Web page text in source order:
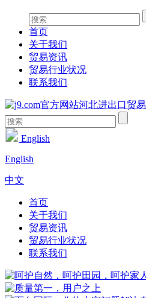
首页
关于我们
贸易资讯
贸易行业状况
联系我们
English
English
中文
首页
关于我们
贸易资讯
贸易行业状况
联系我们